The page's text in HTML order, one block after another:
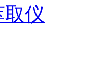
取仪